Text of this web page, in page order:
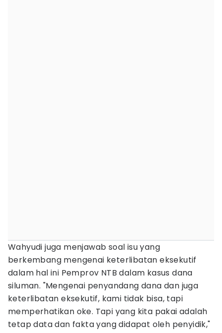
Wahyudi juga menjawab soal isu yang
berkembang mengenai keterlibatan eksekutif
dalam hal ini Pemprov NTB dalam kasus dana
siluman. "Mengenai penyandang dana dan juga
keterlibatan eksekutif, kami tidak bisa, tapi
memperhatikan oke. Tapi yang kita pakai adalah
tetap data dan fakta yang didapat oleh penyidik,"